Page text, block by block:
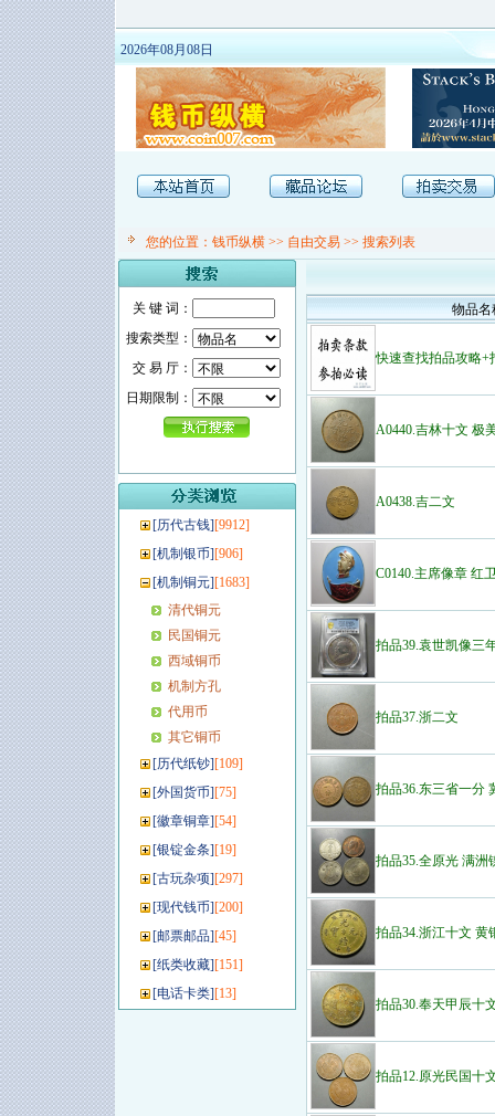
2026年08月08日
您的位置： 钱币纵横>> 自由交易>> 搜索列表
关 键 词：
搜索类型：
交 易 厅：
日期限制：
[历代古钱][9912]
[机制银币][906]
[机制铜元][1683]
清代铜元
民国铜元
西域铜币
机制方孔
代用币
其它铜币
[历代纸钞][109]
[外国货币][75]
[徽章铜章][54]
[银锭金条][19]
[古玩杂项][297]
[现代钱币][200]
[邮票邮品][45]
[纸类收藏][151]
[电话卡类][13]
物品名
快速查找拍品攻略+
A0440.吉林十文 极
A0438.吉二文
C0140.主席像章 红
拍品39.袁世凯像三
拍品37.浙二文
拍品36.东三省一分
拍品35.全原光 满洲
拍品34.浙江十文 黄
拍品30.奉天甲辰十
拍品12.原光民国十